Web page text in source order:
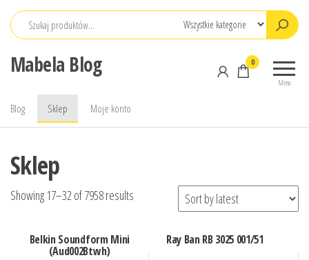
Przejdź
Mabela Blog
Menu
0
Blog Sklep Moje konto
Sklep
Showing 17–32 of 7958 results
Belkin Soundform Mini
(Aud002Btwh)
Ray Ban RB 3025 001/51